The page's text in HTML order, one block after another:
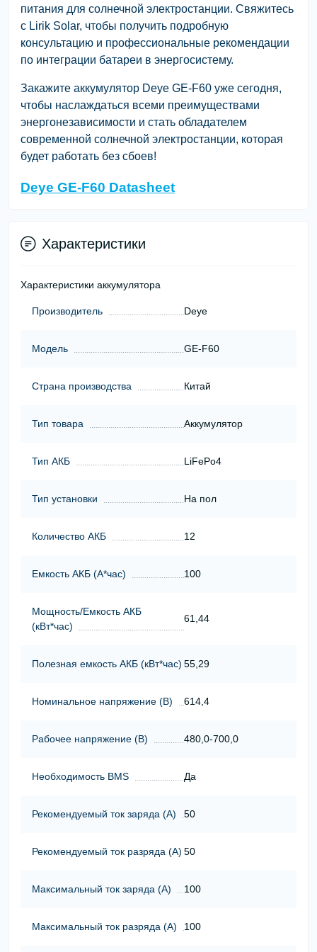
питания для солнечной электростанции. Свяжитесь
с Lirik Solar, чтобы получить подробную
консультацию и профессиональные рекомендации
по интеграции батареи в энергосистему.
Закажите аккумулятор Deye GE-F60 уже сегодня,
чтобы наслаждаться всеми преимуществами
энергонезависимости и стать обладателем
современной солнечной электростанции, которая
будет работать без сбоев!
Deye GE-F60 Datasheet
Характеристики
Характеристики аккумулятора
Производитель Deye
Модель GE-F60
Страна производства Китай
Тип товара Аккумулятор
Тип АКБ LiFePo4
Тип установки На пол
Количество АКБ 12
Емкость АКБ (А*час) 100
Мощность/Емкость АКБ
(кВт*час)
61,44
Полезная емкость АКБ (кВт*час) 55,29
Номинальное напряжение (В) 614,4
Рабочее напряжение (В) 480,0-700,0
Необходимость BMS Да
Рекомендуемый ток заряда (А) 50
Рекомендуемый ток разряда (А) 50
Максимальный ток заряда (А) 100
Максимальный ток разряда (А) 100